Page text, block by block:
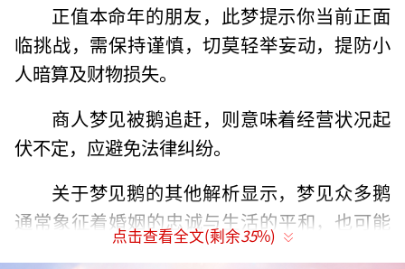
正值本命年的朋友，此梦提示你当前正面
临挑战，需保持谨慎，切莫轻举妄动，提防小
人暗算及财物损失。
商人梦见被鹅追赶，则意味着经营状况起
伏不定，应避免法律纠纷。
关于梦见鹅的其他解析显示，梦见众多鹅
通常象征着婚姻的忠诚与生活的平和，也可能
预示着即将踏上旅程。而对于男性而言，梦见
点击查看全文(剩余35%)